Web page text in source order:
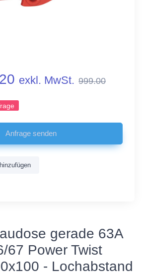
exkl. MwSt. 999.00
gerade 63A
67 Power Twist
- Lochabstand